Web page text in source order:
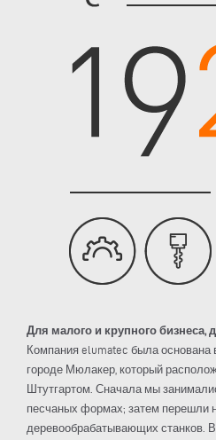
Для малого и крупного
Компания elumatec была основана
городе Мюлакер, который
Штутгартом. Сначала мы
песчаных формах; затем перешли
деревообрабатывающих станков.